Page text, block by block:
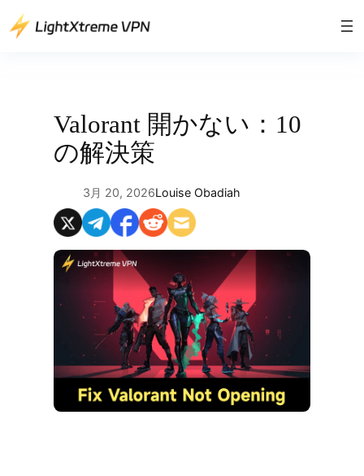
容
Valorant 開かない：10
の解決策
3月 20, 2026Louise Obadiah